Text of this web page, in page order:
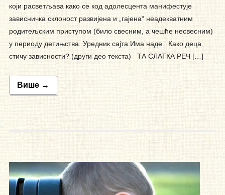
који расветљава како се код адолесцента манифестује
зависничка склоност развијена и „гајена“ неадекватним
родитељским приступом (било свесним, а чешће несвесним)
у периоду детињства. Уредник сајта Има наде Како деца
стичу зависности? (други део текста) ТА СЛАТКА РЕЧ […]
Више →